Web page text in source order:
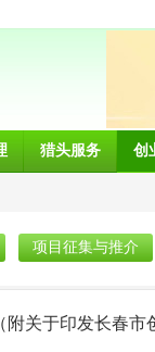
猎头服务 创
项目征集与推介
关于印发长春市